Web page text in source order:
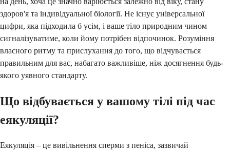
здоров'я та індивідуальної біології. Не існує універсальної
цифри, яка підходила б усім, і ваше тіло природним чином
сигналізуватиме, коли йому потрібен відпочинок. Розуміння
власного ритму та прислухання до того, що відчувається
правильним для вас, набагато важливіше, ніж досягнення будь-
якого уявного стандарту.
Що відбувається у вашому тілі під час
еякуляції?
Еякуляція – це вивільнення сперми з пеніса, зазвичай